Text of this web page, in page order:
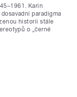
Karin
paradigma
historii stále
o „černé